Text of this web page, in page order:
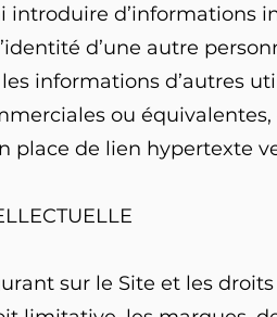
introduire d’informations
d’une autre
informations d’autres
ou
place de lien hypertexte
sur le Site et les